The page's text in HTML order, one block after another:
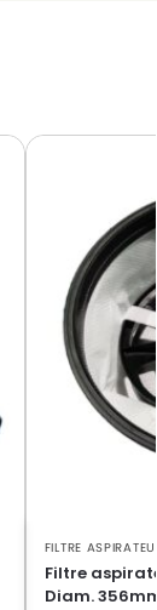
FILTRE
Filtre
Diam.